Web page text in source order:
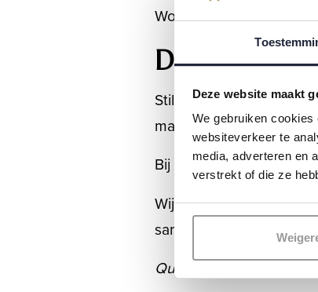
Deze website maakt
We gebruiken
websiteverkeer te
media, adverteren en
verstrekt of die ze
Wonen voelt ruimer,
De essentie
Stille luxe gaat niet
maar door hoe ze
Bij Thoma Bennink |
Wij begeleiden
samenkomen in een
Quiet confidence never